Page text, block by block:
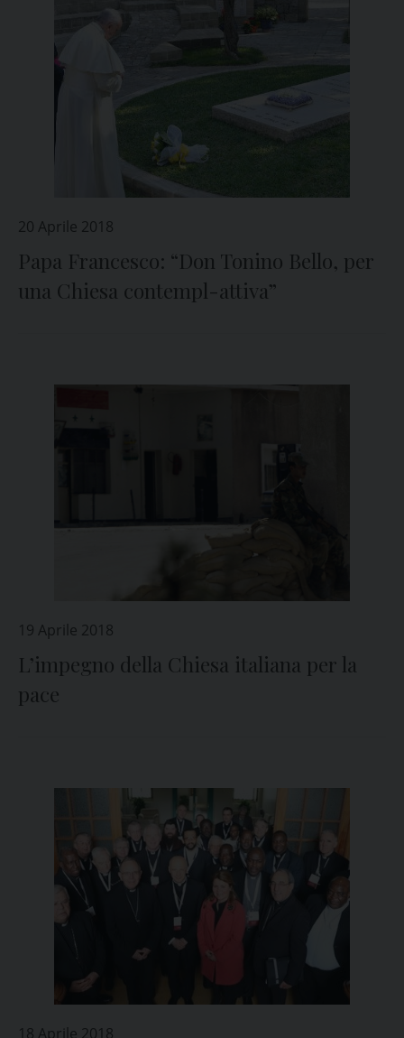
20 Aprile 2018
Papa Francesco: “Don Tonino Bello, per
una Chiesa contempl-attiva”
19 Aprile 2018
L’impegno della Chiesa italiana per la
pace
18 Aprile 2018